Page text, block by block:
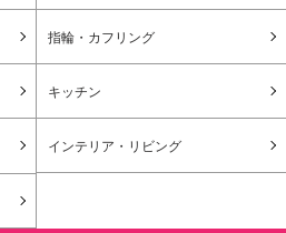
指輪・カフリング
キッチン
インテリア・リビング